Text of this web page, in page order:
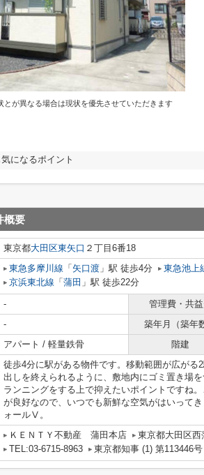
が異なる場合は現状を優先させていただきます
気になるポイント
概要
東京都大田区東矢口 ２丁目6番18
東急多摩川線 「 矢口渡 」駅 徒歩4分 東急池上
京浜東北線 「 蒲田 」駅 徒歩22分
- 管理費・共
- 築年月（築年
アパート / 軽量鉄骨 階建
徒歩4分に駅がある物件です。移動範囲が広がる
出しを終えられるように、敷地内にゴミ置き場
ランニングをする上で抑えたいポイントですね
が良好なので、いつでも新鮮な空気がはいって
ォールⅤ。
ＫＥＮＴＹ不動産 蒲田本店
東京都大田区西
TEL:03-6715-8963
東京都知事 (1) 第113446号